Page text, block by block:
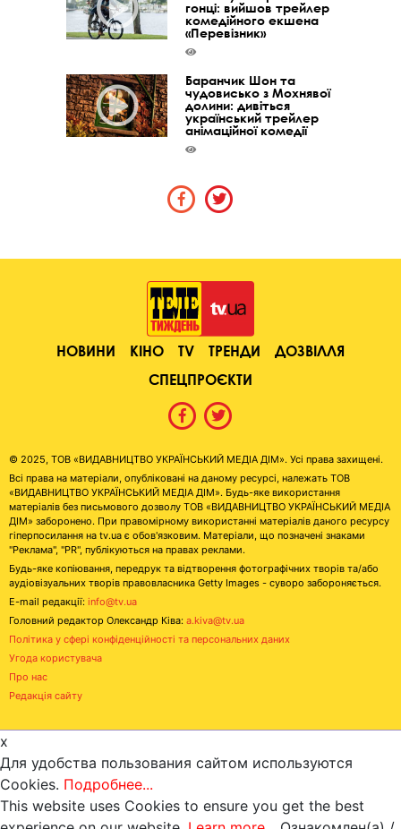
гонці: вийшов трейлер
комедійного екшена
«Перевізник»
Баранчик Шон та
чудовисько з Мохнявої
долини: дивіться
український трейлер
анімаційної комедії
НОВИНИ КІНО TV ТРЕНДИ
ДОЗВІЛЛЯ
СПЕЦПРОЄКТИ
© 2025, ТОВ «ВИДАВНИЦТВО УКРАЇНСЬКИЙ МЕДІА ДІМ». Усі права захищені.
Всі права на матеріали, опубліковані на даному ресурсі, належать ТОВ
«ВИДАВНИЦТВО УКРАЇНСЬКИЙ МЕДІА ДІМ». Будь-яке використання
матеріалів без письмового дозволу ТОВ «ВИДАВНИЦТВО УКРАЇНСЬКИЙ МЕДІА
ДІМ» заборонено. При правомірному використанні матеріалів даного ресурсу
гіперпосилання на tv.ua є обов'язковим. Матеріали, що позначені знаками
"Реклама", "PR", публікуються на правах реклами.
Будь-яке копіювання, передрук та відтворення фотографічних творів та/або
аудіовізуальних творів правовласника Getty Images - суворо забороняється.
E-mail редакції: info@tv.ua
Головний редактор Олександр Ківа: a.kiva@tv.ua
Політика у сфері конфіденційності та персональних даних
Угода користувача
Про нас
Редакція сайту
x
Для удобства пользования сайтом используются
Cookies. Подробнее...
This website uses Cookies to ensure you get the best